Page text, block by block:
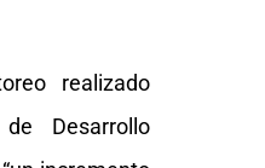
realizado
Desarrollo